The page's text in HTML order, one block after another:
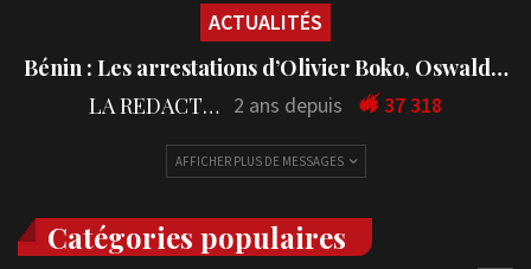
ACTUALITÉS
Bénin : Les arrestations d’Olivier Boko, Oswald…
LA REDACTION 2 ans depuis 37 318
AFFICHER PLUS DE MESSAGES
Catégories populaires